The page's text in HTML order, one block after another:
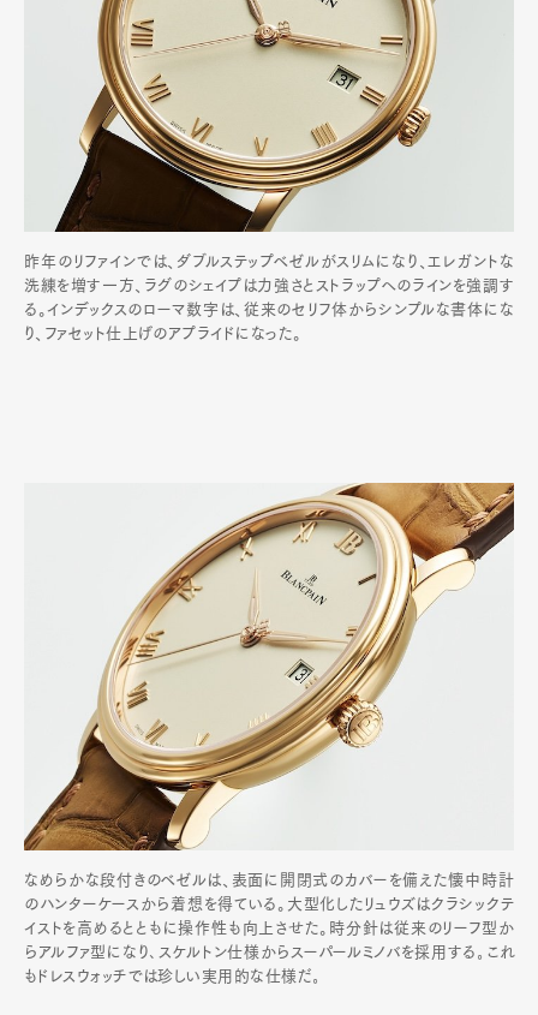
昨年のリファインでは、ダブルステップベゼルがスリムになり、エレガントな
洗練を増す一方、ラグのシェイプは力強さとストラップへのラインを強調す
る。インデックスのローマ数字は、従来のセリフ体からシンプルな書体にな
り、ファセット仕上げのアプライドになった。
なめらかな段付きのベゼルは、表面に開閉式のカバーを備えた懐中時計
のハンターケースから着想を得ている。大型化したリュウズはクラシックテ
イストを高めるとともに操作性も向上させた。時分針は従来のリーフ型か
らアルファ型になり､スケルトン仕様からスーパールミノバを採用する｡これ
もドレスウォッチでは珍しい実用的な仕様だ｡